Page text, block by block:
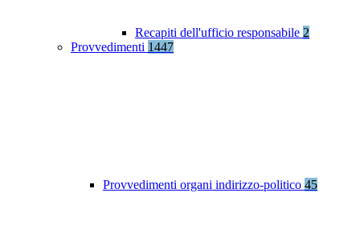
Recapiti dell'ufficio responsabile 2
Provvedimenti 1447
Provvedimenti organi indirizzo-politico 45